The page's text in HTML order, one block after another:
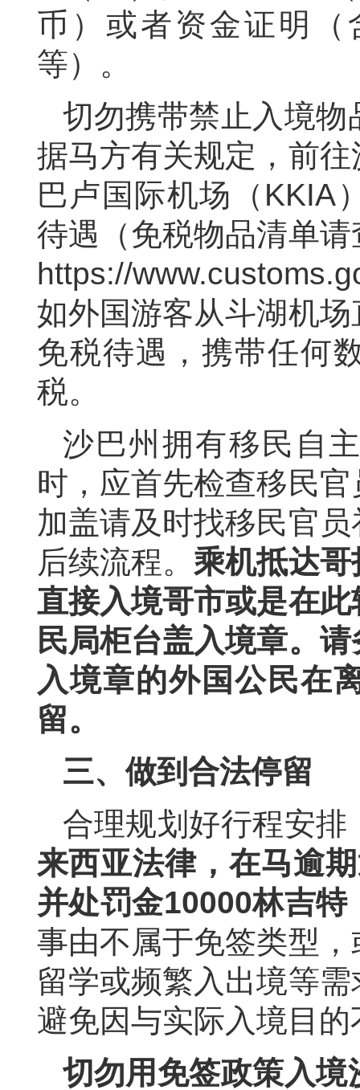
币）或者资金证明
等）。
切勿携带禁止入境
据马方有关规定，前
巴卢国际机场（KKIA
待遇（免税物品清单
https://
如外国游客从斗湖机
免税待遇，携带任何
税。
沙巴州拥有移民自
时，应首先检查移民
加盖请及时找移民官
后续流程。 乘机抵达
直接入境哥市或是在
民局柜台盖入境章。 请
入境章的外国公民在
留。
三、做到合法停留
合理规划好行程安
来西亚法律，在马逾
并处罚金10000林吉
事由不属于免签类型
留学或频繁入出境等
避免因与实际入境目
切勿用免签政策入